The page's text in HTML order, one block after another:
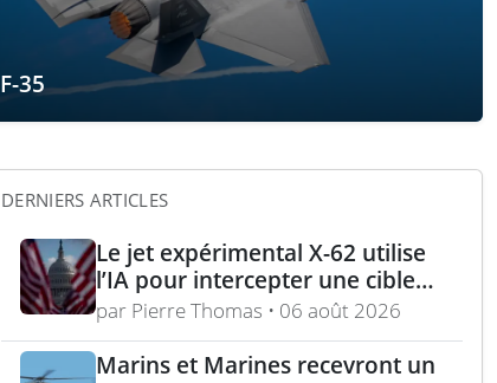
F-35
DERNIERS ARTICLES
Le jet expérimental X-62 utilise
l’IA pour intercepter une cible
aérienne en conditions réelles
par Pierre Thomas • 06 août 2026
Marins et Marines recevront un